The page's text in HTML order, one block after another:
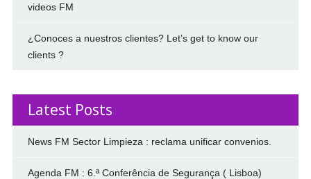
videos FM
¿Conoces a nuestros clientes? Let’s get to know our
clients ?
Latest Posts
News FM Sector Limpieza : reclama unificar convenios.
Agenda FM : 6.ª Conferência de Segurança ( Lisboa)